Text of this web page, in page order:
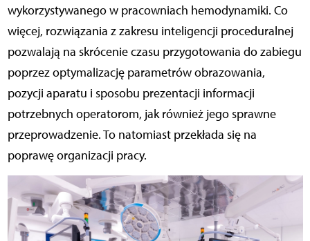
wykorzystywanego w pracowniach hemodynamiki. Co
więcej, rozwiązania z zakresu inteligencji proceduralnej
pozwalają na skrócenie czasu przygotowania do zabiegu
poprzez optymalizację parametrów obrazowania,
pozycji aparatu i sposobu prezentacji informacji
potrzebnych operatorom, jak również jego sprawne
przeprowadzenie. To natomiast przekłada się na
poprawę organizacji pracy.